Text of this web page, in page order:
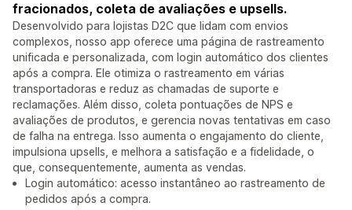
fracionados, coleta de avaliações e upsells.
Desenvolvido para lojistas D2C que lidam com envios
complexos, nosso app oferece uma página de rastreamento
unificada e personalizada, com login automático dos clientes
após a compra. Ele otimiza o rastreamento em várias
transportadoras e reduz as chamadas de suporte e
reclamações. Além disso, coleta pontuações de NPS e
avaliações de produtos, e gerencia novas tentativas em caso
de falha na entrega. Isso aumenta o engajamento do cliente,
impulsiona upsells, e melhora a satisfação e a fidelidade, o
que, consequentemente, aumenta as vendas.
Login automático: acesso instantâneo ao rastreamento de
pedidos após a compra.